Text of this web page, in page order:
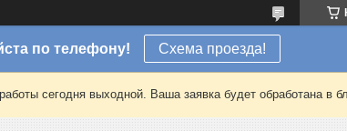
по телефону! Схема проезда!
сегодня выходной. Ваша заявка будет обработана в